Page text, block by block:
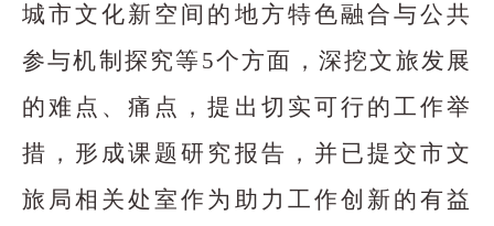
城市文化新空间的地方特色融合与公共
参与机制探究等5个方面，深挖文旅发展
的难点、痛点，提出切实可行的工作举
措，形成课题研究报告，并已提交市文
旅局相关处室作为助力工作创新的有益